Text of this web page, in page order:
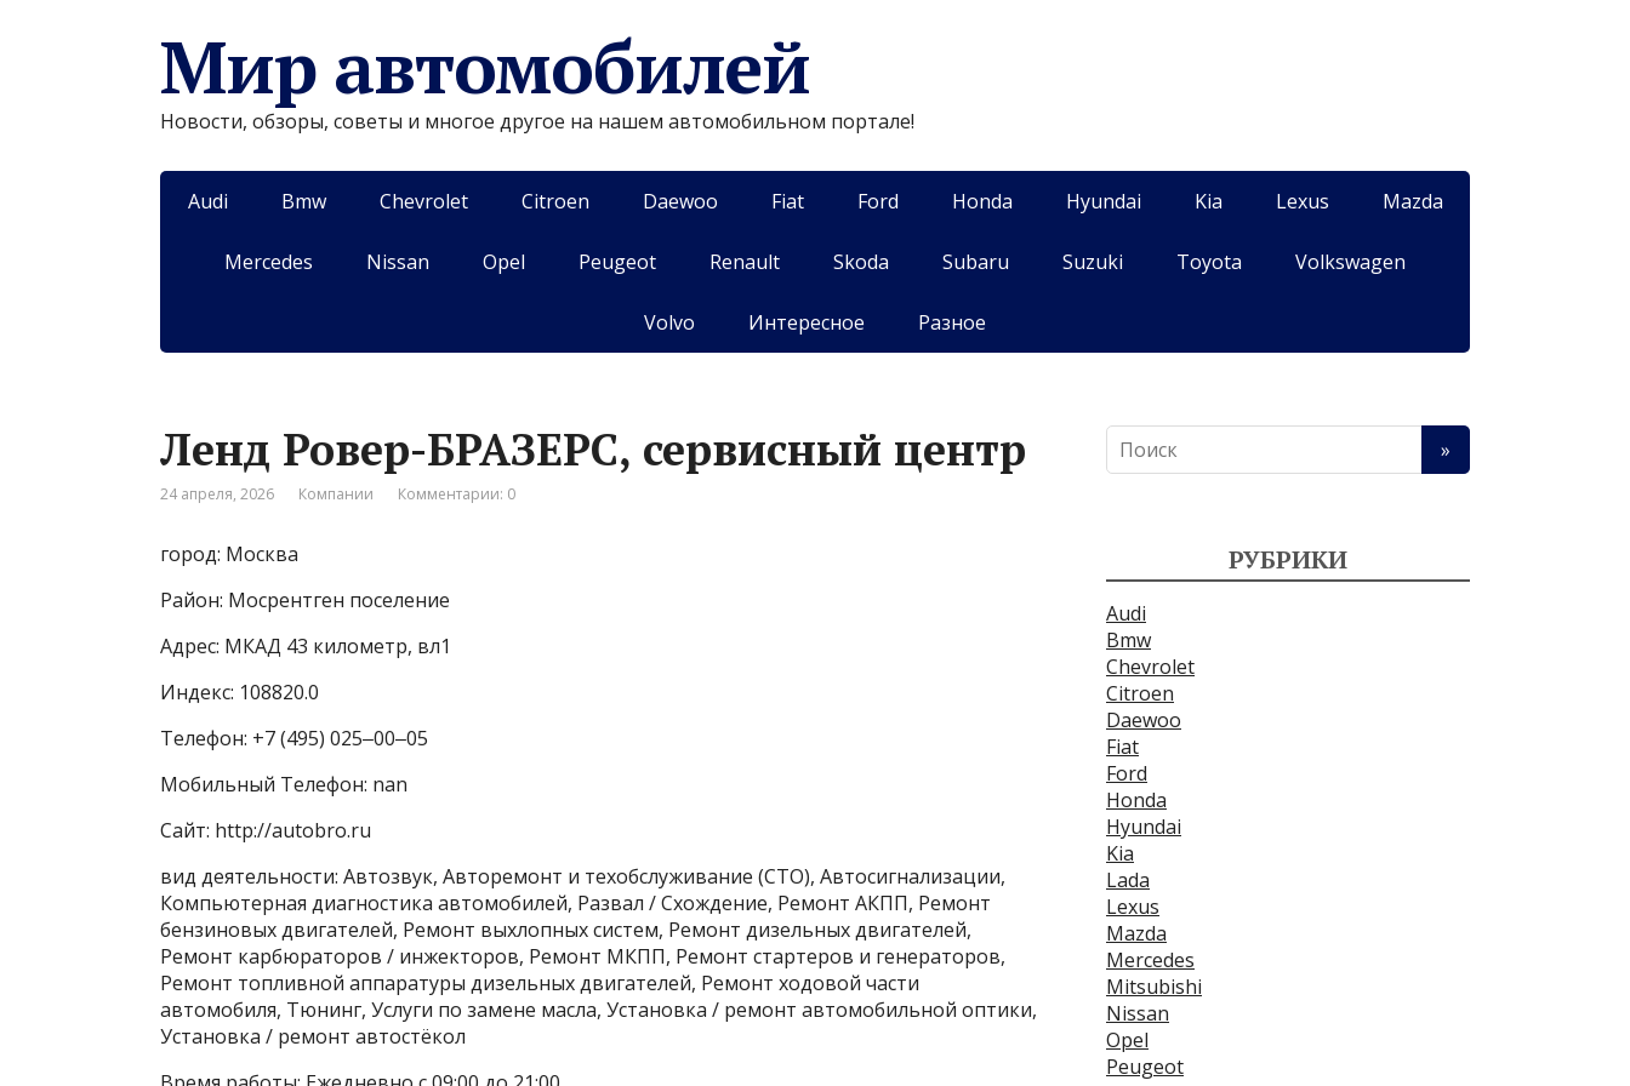
Мир автомобилей
Новости, обзоры, советы и многое другое на нашем автомобильном портале!
Audi Bmw Chevrolet Citroen Daewoo Fiat Ford Honda Hyundai Kia Lexus Mazda
Mercedes Nissan Opel Peugeot Renault Skoda Subaru Suzuki Toyota Volkswagen
Volvo Интересное Разное
Ленд Ровер-БРАЗЕРС, сервисный центр
24 апреля, 2026 Компании Комментарии: 0
город: Москва
Район: Мосрентген поселение
Адрес: МКАД 43 километр, вл1
Индекс: 108820.0
Телефон: +7 (495) 025‒00‒05
Мобильный Телефон: nan
Сайт: http://autobro.ru
вид деятельности: Автозвук, Авторемонт и техобслуживание (СТО), Автосигнализации,
Компьютерная диагностика автомобилей, Развал / Схождение, Ремонт АКПП, Ремонт
бензиновых двигателей, Ремонт выхлопных систем, Ремонт дизельных двигателей,
Ремонт карбюраторов / инжекторов, Ремонт МКПП, Ремонт стартеров и генераторов,
Ремонт топливной аппаратуры дизельных двигателей, Ремонт ходовой части
автомобиля, Тюнинг, Услуги по замене масла, Установка / ремонт автомобильной оптики,
Установка / ремонт автостёкол
РУБРИКИ
Audi
Bmw
Chevrolet
Citroen
Daewoo
Fiat
Ford
Honda
Hyundai
Kia
Lada
Lexus
Mazda
Mercedes
Mitsubishi
Nissan
Opel
Peugeot